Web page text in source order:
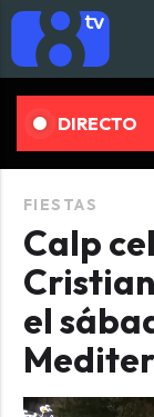
DIRECTO
FIESTAS
Calp
el